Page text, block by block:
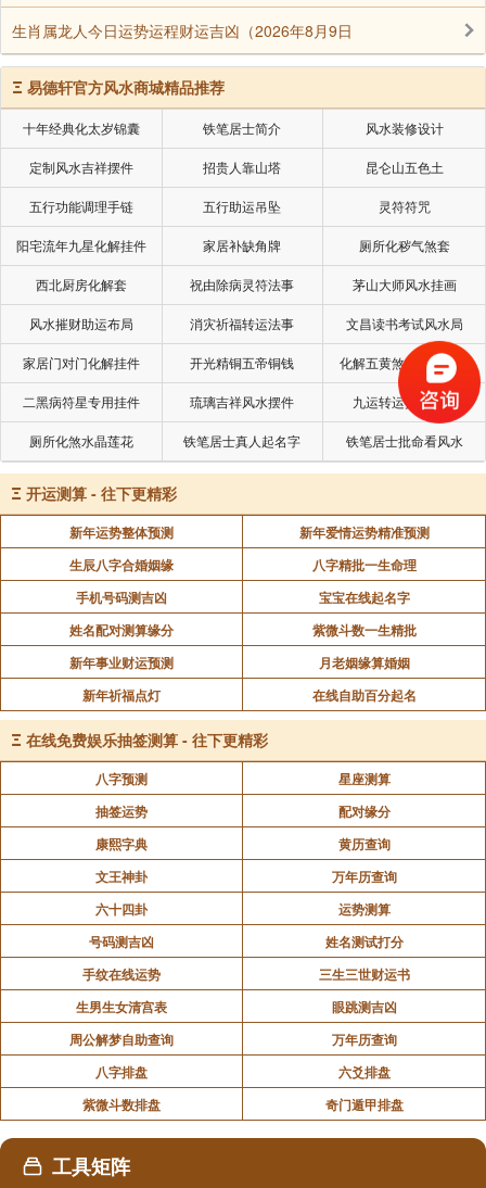
生肖属龙人今日运势运程财运吉凶（2026年8月9日
Ξ 易德轩官方风水商城精品推荐
十年经典化太岁锦囊 铁笔居士简介 风水装修设计
定制风水吉祥摆件 招贵人靠山塔 昆仑山五色土
五行功能调理手链 五行助运吊坠 灵符符咒
阳宅流年九星化解挂件 家居补缺角牌 厕所化秽气煞套
西北厨房化解套 祝由除病灵符法事 茅山大师风水挂画
风水摧财助运布局 消灾祈福转运法事 文昌读书考试风水局
家居门对门化解挂件 开光精铜五帝铜钱 化解五黄煞星专用挂件
二黑病符星专用挂件 琉璃吉祥风水摆件 九运转运摧财摆件
厕所化煞水晶莲花 铁笔居士真人起名字 铁笔居士批命看风水
Ξ 开运测算 - 往下更精彩
新年运势整体预测
新年爱情运势精准预测
生辰八字合婚姻缘
八字精批一生命理
手机号码测吉凶
宝宝在线起名字
姓名配对测算缘分
紫微斗数一生精批
新年事业财运预测
月老姻缘算婚姻
新年祈福点灯
在线自助百分起名
Ξ 在线免费娱乐抽签测算 - 往下更精彩
八字预测
星座测算
抽签运势
配对缘分
康熙字典
黄历查询
文王神卦
万年历查询
六十四卦
运势测算
号码测吉凶
姓名测试打分
手纹在线运势
三生三世财运书
生男生女清宫表
眼跳测吉凶
周公解梦自助查询
万年历查询
八字排盘
六爻排盘
紫微斗数排盘
奇门遁甲排盘
工具矩阵